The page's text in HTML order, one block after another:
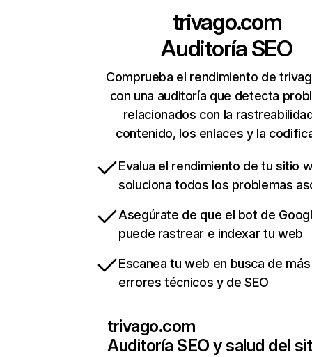
trivago.com
Auditoría SEO
Comprueba el rendimiento de
con una auditoría que detecta
relacionados con la
contenido, los enlaces y la
Evalua el rendimiento de tu sitio
soluciona todos los problemas
Asegúrate de que el bot de
puede rastrear e indexar tu web
Escanea tu web en busca de
errores técnicos y de SEO
trivago.com
Auditoría SEO y salud del